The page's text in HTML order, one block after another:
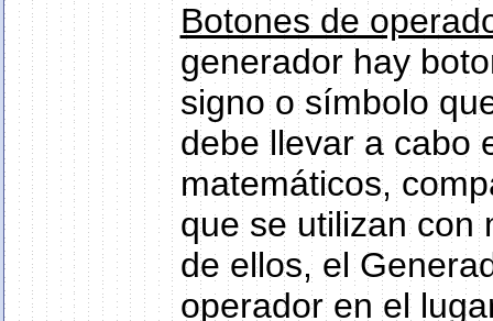
Botones de
generador hay
signo o símbolo
debe llevar a cabo
matemáticos,
que se utilizan con
de ellos, el
operador en el